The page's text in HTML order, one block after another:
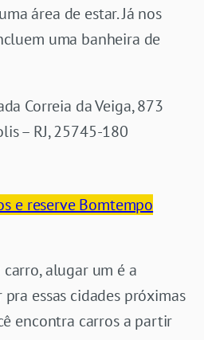
área de estar. Já nos
uma banheira de
Correia da Veiga, 873
– RJ, 25745-180
e reserve Bomtempo
alugar um é a
essas cidades próximas
encontra carros a partir